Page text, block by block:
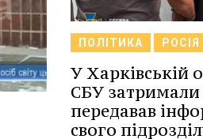
ПОЛІТИКА РОСІЯ
У Харківській
СБУ
передавав
свого